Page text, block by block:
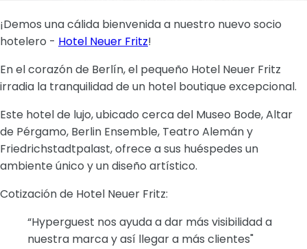
¡Demos una cálida bienvenida a nuestro nuevo socio
hotelero - Hotel Neuer Fritz!
En el corazón de Berlín, el pequeño Hotel Neuer Fritz
irradia la tranquilidad de un hotel boutique excepcional.
Este hotel de lujo, ubicado cerca del Museo Bode, Altar
de Pérgamo, Berlin Ensemble, Teatro Alemán y
Friedrichstadtpalast, ofrece a sus huéspedes un
ambiente único y un diseño artístico.
Cotización de Hotel Neuer Fritz:
“Hyperguest nos ayuda a dar más visibilidad a
nuestra marca y así llegar a más clientes"